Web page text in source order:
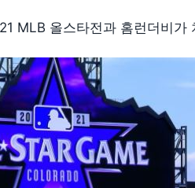
MLB 올스타전과 홈런더비가